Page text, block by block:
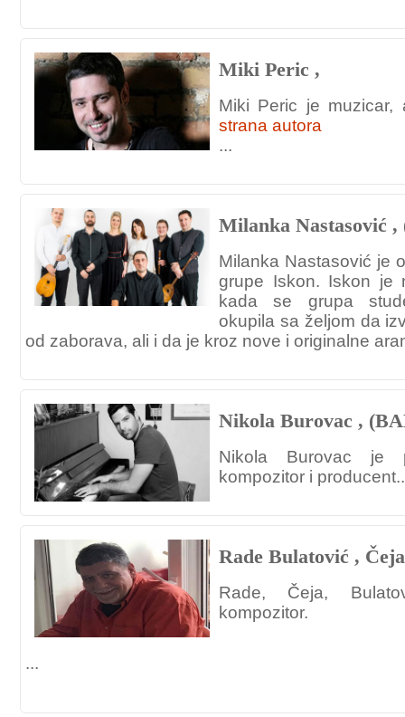
Miki Peric ,
Miki Peric je
strana autora
...
Milanka Nastasović ,
Milanka Nastasović je
grupe Iskon. Iskon je
kada se grupa
okupila sa željom da
od zaborava, ali i da je kroz nove i originalne
Nikola Burovac ,
Nikola Burovac je
kompozitor i
Rade Bulatović , Čeja
Rade, Čeja,
kompozitor.
...